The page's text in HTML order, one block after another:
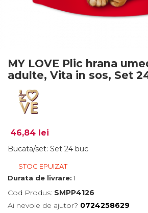
MY LOVE Plic hrana
adulte, Vita in sos, Set
46,84 lei
Bucata/set: Set 24 buc
STOC EPUIZAT
Durata de livrare: 1
Cod Produs: SMPP4126
Ai nevoie de ajutor? 0724258629